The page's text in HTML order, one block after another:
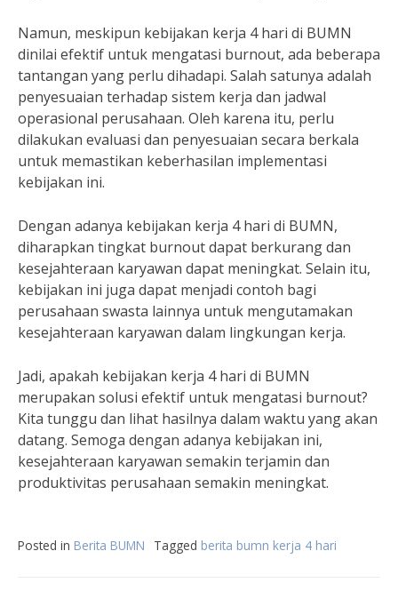
Namun, meskipun kebijakan kerja 4 hari di BUMN
dinilai efektif untuk mengatasi burnout, ada beberapa
tantangan yang perlu dihadapi. Salah satunya adalah
penyesuaian terhadap sistem kerja dan jadwal
operasional perusahaan. Oleh karena itu, perlu
dilakukan evaluasi dan penyesuaian secara berkala
untuk memastikan keberhasilan implementasi
kebijakan ini.
Dengan adanya kebijakan kerja 4 hari di BUMN,
diharapkan tingkat burnout dapat berkurang dan
kesejahteraan karyawan dapat meningkat. Selain itu,
kebijakan ini juga dapat menjadi contoh bagi
perusahaan swasta lainnya untuk mengutamakan
kesejahteraan karyawan dalam lingkungan kerja.
Jadi, apakah kebijakan kerja 4 hari di BUMN
merupakan solusi efektif untuk mengatasi burnout?
Kita tunggu dan lihat hasilnya dalam waktu yang akan
datang. Semoga dengan adanya kebijakan ini,
kesejahteraan karyawan semakin terjamin dan
produktivitas perusahaan semakin meningkat.
Posted in Berita BUMN Tagged berita bumn kerja 4 hari